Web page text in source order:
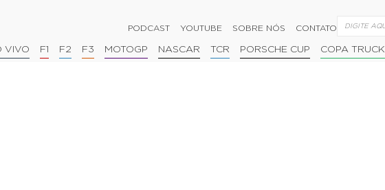
PODCAST YOUTUBE SOBRE NÓS CONTATO
VIVO F1 F2 F3 MOTOGP NASCAR TCR PORSCHE CUP COPA TRUCK